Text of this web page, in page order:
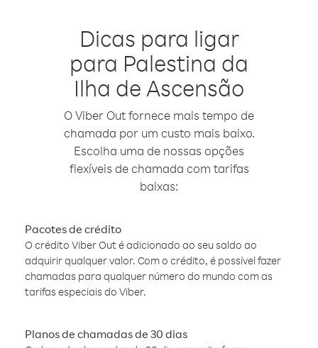
Dicas para ligar
para Palestina da
Ilha de Ascensão
O Viber Out fornece mais tempo de
chamada por um custo mais baixo.
Escolha uma de nossas opções
flexíveis de chamada com tarifas
baixas:
Pacotes de crédito
O crédito Viber Out é adicionado ao seu saldo ao
adquirir qualquer valor. Com o crédito, é possível fazer
chamadas para qualquer número do mundo com as
tarifas especiais do Viber.
Planos de chamadas de 30 dias